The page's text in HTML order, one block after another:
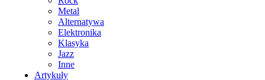
Metal
Alternatywa
Elektronika
Klasyka
Jazz
Inne
Artykuły